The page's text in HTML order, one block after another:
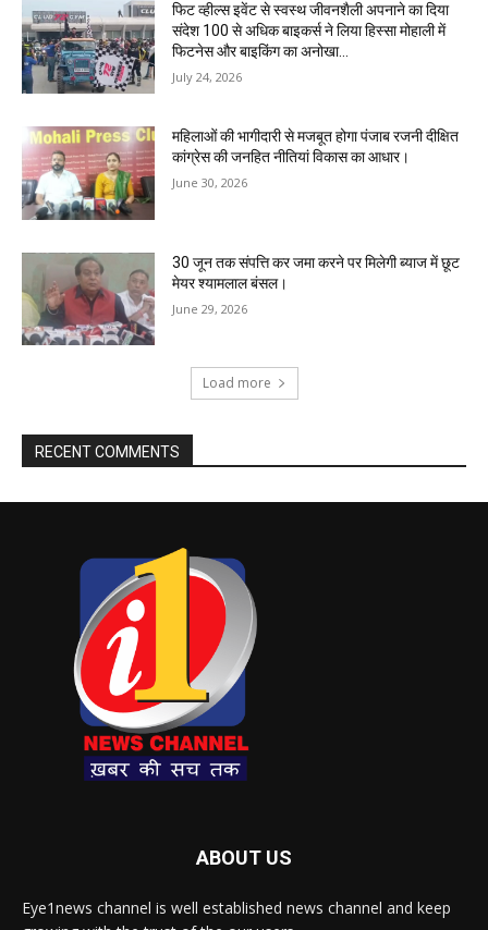
फिट व्हील्स इवेंट से स्वस्थ जीवनशैली अपनाने का दिया
संदेश 100 से अधिक बाइकर्स ने लिया हिस्सा मोहाली में
फिटनेस और बाइकिंग का अनोखा...
July 24, 2026
महिलाओं की भागीदारी से मजबूत होगा पंजाब रजनी दीक्षित
कांग्रेस की जनहित नीतियां विकास का आधार।
June 30, 2026
30 जून तक संपत्ति कर जमा करने पर मिलेगी ब्याज में छूट
मेयर श्यामलाल बंसल।
June 29, 2026
Load more
RECENT COMMENTS
ABOUT US
Eye1news channel is well established news channel and keep